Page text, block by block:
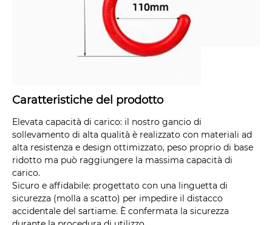
Caratteristiche del prodotto
Elevata capacità di carico: il nostro gancio di
sollevamento di alta qualità è realizzato con materiali ad
alta resistenza e design ottimizzato, peso proprio di base
ridotto ma può raggiungere la massima capacità di
carico.
Sicuro e affidabile: progettato con una linguetta di
sicurezza (molla a scatto) per impedire il distacco
accidentale del sartiame. È confermata la sicurezza